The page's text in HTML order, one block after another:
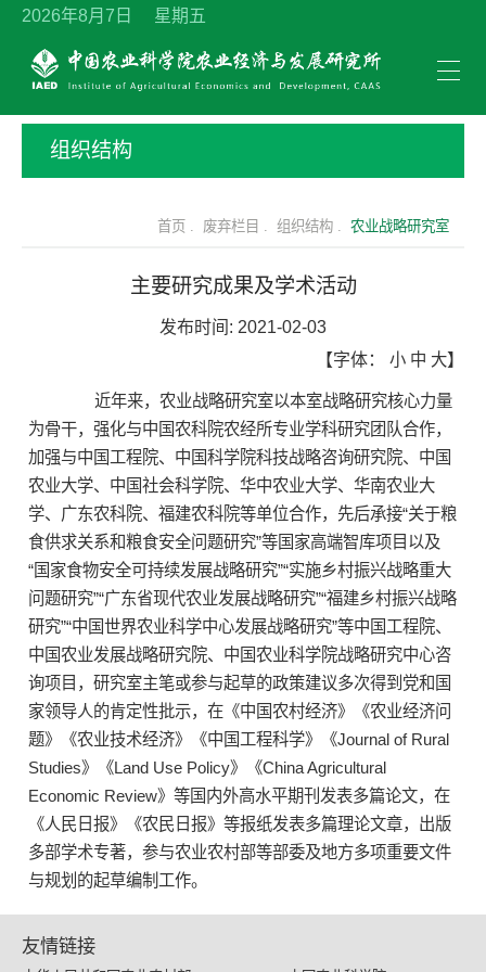
2026年8月7日 星期五
组织结构
首页 . 废弃栏目 . 组织结构 . 农业战略研究室
主要研究成果及学术活动
发布时间: 2021-02-03
【字体： 小 中 大】
近年来，农业战略研究室以本室战略研究核心力量
为骨干，强化与中国农科院农经所专业学科研究团队合作，
加强与中国工程院、中国科学院科技战略咨询研究院、中国
农业大学、中国社会科学院、华中农业大学、华南农业大
学、广东农科院、福建农科院等单位合作，先后承接“关于粮
食供求关系和粮食安全问题研究”等国家高端智库项目以及
“国家食物安全可持续发展战略研究”“实施乡村振兴战略重大
问题研究”“广东省现代农业发展战略研究”“福建乡村振兴战略
研究”“中国世界农业科学中心发展战略研究”等中国工程院、
中国农业发展战略研究院、中国农业科学院战略研究中心咨
询项目，研究室主笔或参与起草的政策建议多次得到党和国
家领导人的肯定性批示，在《中国农村经济》《农业经济问
题》《农业技术经济》《中国工程科学》《Journal of Rural
Studies》《Land Use Policy》《China Agricultural
Economic Review》等国内外高水平期刊发表多篇论文，在
《人民日报》《农民日报》等报纸发表多篇理论文章，出版
多部学术专著，参与农业农村部等部委及地方多项重要文件
与规划的起草编制工作。
友情链接